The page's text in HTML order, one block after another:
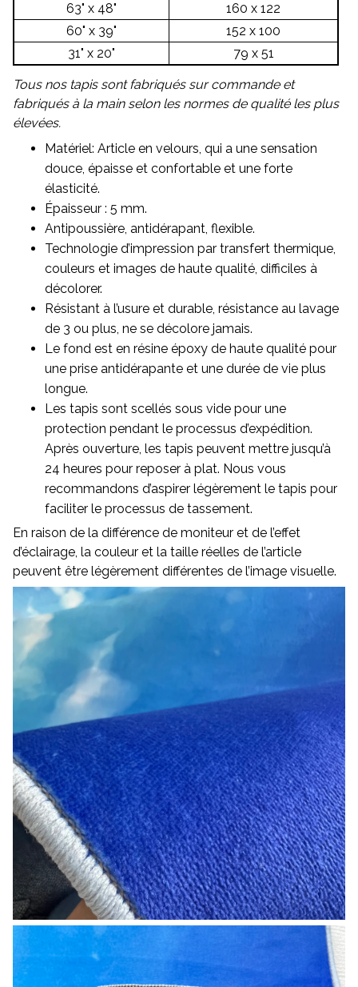
63" x 48"
160 x 122
60" x 39"
152 x 100
31" x 20"
79 x 51
Tous nos tapis sont fabriqués sur commande et
fabriqués à la main selon les normes de qualité les plus
élevées.
Matériel: Article en velours, qui a une sensation
douce, épaisse et confortable et une forte
élasticité.
Épaisseur : 5 mm.
Antipoussière, antidérapant, flexible.
Technologie d’impression par transfert thermique,
couleurs et images de haute qualité, difficiles à
décolorer.
Résistant à l’usure et durable, résistance au lavage
de 3 ou plus, ne se décolore jamais.
Le fond est en résine époxy de haute qualité pour
une prise antidérapante et une durée de vie plus
longue.
Les tapis sont scellés sous vide pour une
protection pendant le processus d’expédition.
Après ouverture, les tapis peuvent mettre jusqu’à
24 heures pour reposer à plat. Nous vous
recommandons d’aspirer légèrement le tapis pour
faciliter le processus de tassement.
En raison de la différence de moniteur et de l’effet
d’éclairage, la couleur et la taille réelles de l’article
peuvent être légèrement différentes de l’image visuelle.